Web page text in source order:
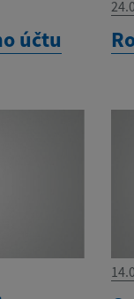
účtu